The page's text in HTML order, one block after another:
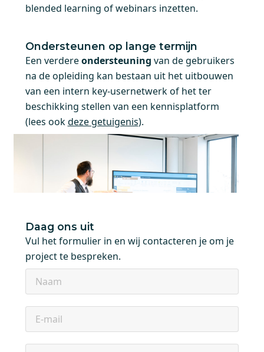
blended learning of webinars inzetten.
Ondersteunen op lange termijn
Een verdereondersteuning van de gebruikers
na de opleiding kan bestaan uit het uitbouwen
van een intern key-usernetwerk of het ter
beschikking stellen van een kennisplatform
(lees ookdeze getuigenis).
Daag ons uit
Vul het formulier in en wij contacteren je om je
project te bespreken.